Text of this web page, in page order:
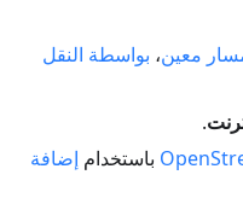
معين، بواسطة النقل
.
باستخدام إضافة